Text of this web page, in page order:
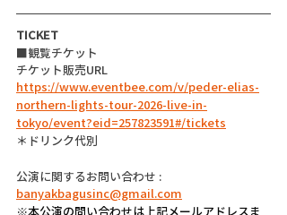
TICKET
■観覧チケット
チケット販売URL
https://www.eventbee.com/v/peder-elias-
northern-lights-tour-2026-live-in-
tokyo/event?eid=257823591#/tickets
＊ドリンク代別
公演に関するお問い合わせ :
banyakbagusinc@gmail.com
※本公演の問い合わせは上記メールアドレスま